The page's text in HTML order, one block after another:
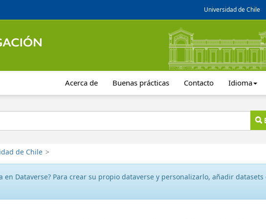
Universidad de Chile
Acerca de Buenas prácticas Contacto Idioma
de Chile >
en Dataverse? Para crear su propio dataverse y personalizarlo, añadir